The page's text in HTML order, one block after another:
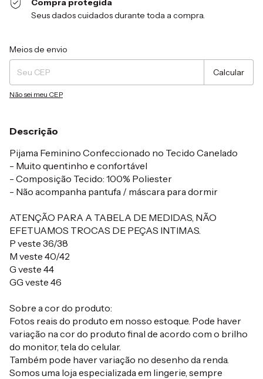
Compra protegida
Seus dados cuidados durante toda a compra.
Entregas para o CEP:
Meios de envio
Calcular
Não sei meu CEP
Descrição
Pijama Feminino Confeccionado no Tecido Canelado
- Muito quentinho e confortável
- Composição Tecido: 100% Poliester
- Não acompanha pantufa / máscara para dormir
ATENÇÃO PARA A TABELA DE MEDIDAS, NÃO
EFETUAMOS TROCAS DE PEÇAS INTIMAS.
P veste 36/38
M veste 40/42
G veste 44
GG veste 46
Sobre a cor do produto:
Fotos reais do produto em nosso estoque. Pode haver
variação na cor do produto final de acordo com o brilho
do monitor, tela do celular.
Também pode haver variação no desenho da renda.
Somos uma loja especializada em lingerie, sempre